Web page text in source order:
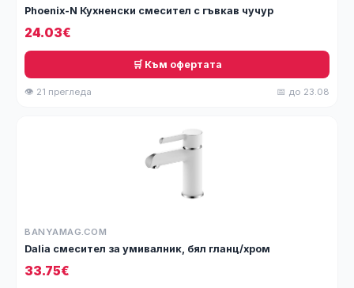
Phoenix-N Кухненски смесител с гъвкав чучур
24.03€
🛒 Към офертата
👁 21 прегледа 📅 до 23.08
BANYAMAG.COM
Dalia смесител за умивалник, бял гланц/хром
33.75€